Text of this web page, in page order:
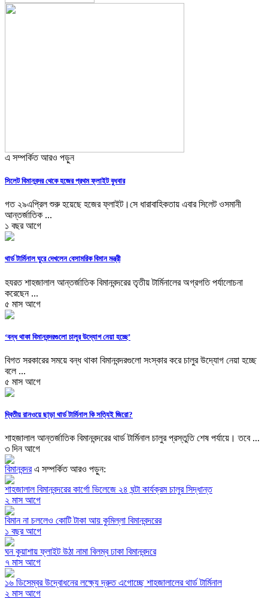
এ সম্পর্কিত আরও পড়ুন
সিলেট বিমানবন্দর থেকে হজের প্রথম ফ্লাইট বুধবার
গত ২৯এপ্রিল শুরু হয়েছে হজের ফ্লাইট।সে ধারাবাহিকতায় এবার সিলেট ওসমানী
আন্তর্জাতিক ...
১ বছর আগে
থার্ড টার্মিনাল ঘুরে দেখলেন বেসামরিক বিমান মন্ত্রী
হযরত শাহজালাল আন্তর্জাতিক বিমানবন্দরের তৃতীয় টার্মিনালের অগ্রগতি পর্যালোচনা
করেছেন ...
৫ মাস আগে
‘বন্ধ থাকা বিমানবন্দরগুলো চালুর উদ্যোগ নেয়া হচ্ছে’
বিগত সরকারের সময়ে বন্ধ থাকা বিমানবন্দরগুলো সংস্কার করে চালুর উদ্যোগ নেয়া হচ্ছে
বলে ...
৫ মাস আগে
দ্বিতীয় রানওয়ে ছাড়া থার্ড টার্মিনাল কি সত্যিই জিরো?
শাহজালাল আন্তর্জাতিক বিমানবন্দরের থার্ড টার্মিনাল চালুর প্রস্তুতি শেষ পর্যায়ে। তবে ...
৩ দিন আগে
বিমানবন্দরএ সম্পর্কিত আরও পড়ুন:
শাহজালাল বিমানবন্দরের কার্গো ভিলেজে ২৪ ঘন্টা কার্যক্রম চালুর সিদ্ধান্ত
২ মাস আগে
বিমান না চললেও কোটি টাকা আয় কুমিল্লা বিমানবন্দরের
১ বছর আগে
ঘন কুয়াশায় ফ্লাইট উঠা নামা বিলম্ব ঢাকা বিমানবন্দরে
৭ মাস আগে
১৬ ডিসেম্বর উদ্বোধনের লক্ষ্যে দ্রুত এগোচ্ছে শাহজালালের থার্ড টার্মিনাল
২ মাস আগে